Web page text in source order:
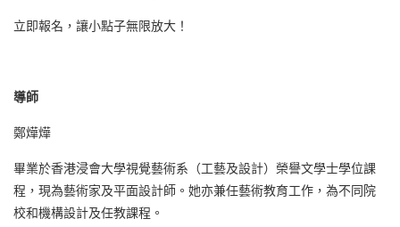
立即報名，讓小點子無限放大！
導師
鄭燁燁
畢業於香港浸會大學視覺藝術系（工藝及設計）榮譽文學士學位課
程，現為藝術家及平面設計師。她亦兼任藝術教育工作，為不同院
校和機構設計及任教課程。